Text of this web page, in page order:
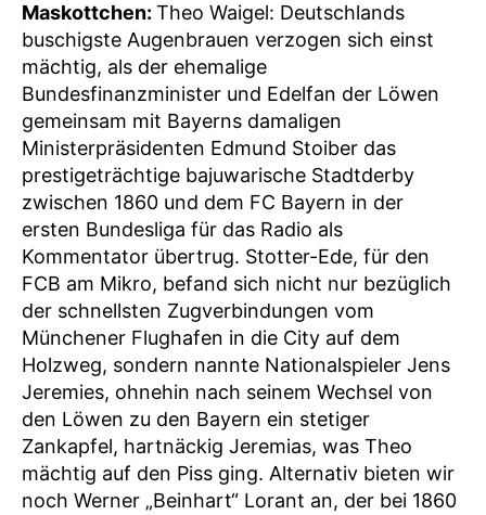
Maskottchen: Theo Waigel: Deutschlands
buschigste Augenbrauen verzogen sich einst
mächtig, als der ehemalige
Bundesfinanzminister und Edelfan der Löwen
gemeinsam mit Bayerns damaligen
Ministerpräsidenten Edmund Stoiber das
prestigeträchtige bajuwarische Stadtderby
zwischen 1860 und dem FC Bayern in der
ersten Bundesliga für das Radio als
Kommentator übertrug. Stotter-Ede, für den
FCB am Mikro, befand sich nicht nur bezüglich
der schnellsten Zugverbindungen vom
Münchener Flughafen in die City auf dem
Holzweg, sondern nannte Nationalspieler Jens
Jeremies, ohnehin nach seinem Wechsel von
den Löwen zu den Bayern ein stetiger
Zankapfel, hartnäckig Jeremias, was Theo
mächtig auf den Piss ging. Alternativ bieten wir
noch Werner „Beinhart“ Lorant an, der bei 1860